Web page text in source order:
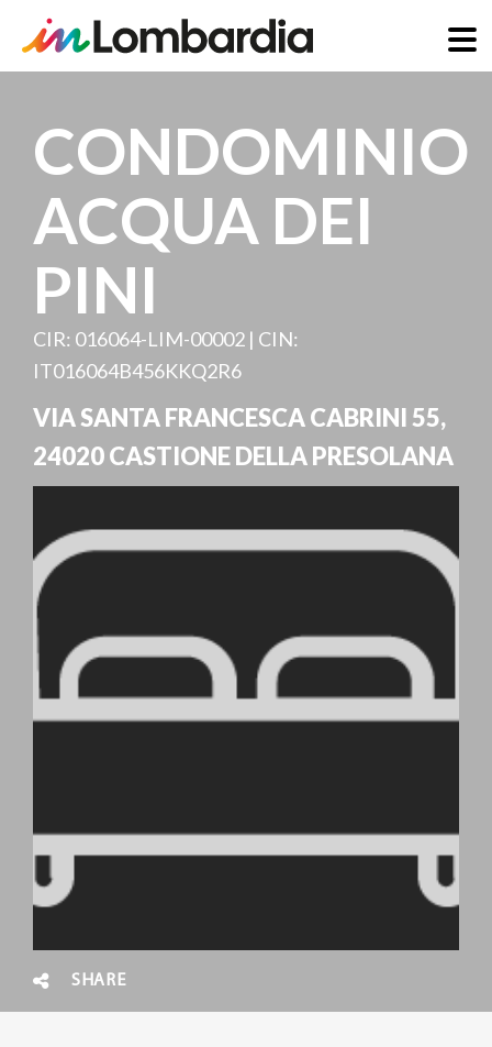
main
content
CONDOMINIO
ACQUA DEI
PINI
CIR: 016064-LIM-00002 | CIN:
IT016064B456KKQ2R6
VIA SANTA FRANCESCA CABRINI 55,
24020CASTIONE DELLA PRESOLANA
SHARE